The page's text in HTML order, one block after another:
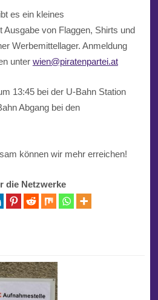
es ein kleines
von Flaggen, Shirts und
Werbemittellager. Anmeldung
unter wien@piratenpartei.at
13:45 bei der U-Bahn Station
Abgang bei den
können wir mehr erreichen!
die Netzwerke